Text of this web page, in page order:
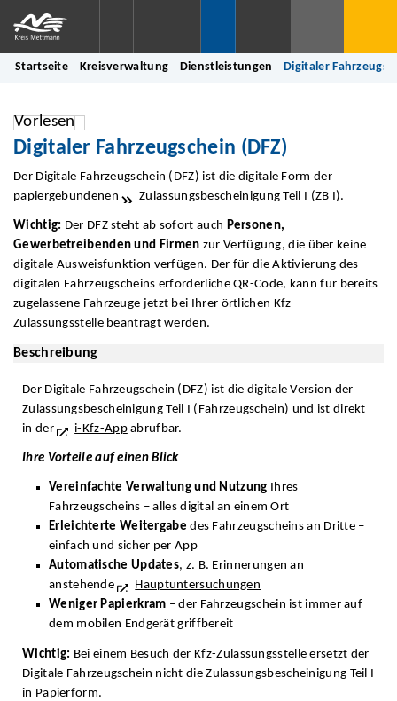
Startseite Kreisverwaltung Dienstleistungen Digitaler
Vorlesen
Digitaler Fahrzeugschein (DFZ)
Der Digitale Fahrzeugschein (DFZ) ist die digitale Form der
papiergebundenen
Zulassungsbescheinigung Teil I (ZB I).
Wichtig: Der DFZ steht ab sofort auch Personen,
Gewerbetreibenden und Firmen zur Verfügung, die über keine
digitale Ausweisfunktion verfügen. Der für die Aktivierung des
digitalen Fahrzeugscheins erforderliche QR-Code, kann für bereits
zugelassene Fahrzeuge jetzt bei Ihrer örtlichen Kfz-
Zulassungsstelle beantragt werden.
Beschreibung
Der Digitale Fahrzeugschein (DFZ) ist die digitale Version der
Zulassungsbescheinigung Teil I (Fahrzeugschein) und ist direkt
in der
i-Kfz-Appabrufbar.
Ihre Vorteile auf einen Blick
Vereinfachte Verwaltung und Nutzung Ihres
Fahrzeugscheins – alles digital an einem Ort
Erleichterte Weitergabe des Fahrzeugscheins an Dritte –
einfach und sicher per App
Automatische Updates, z. B. Erinnerungen an
anstehende
Hauptuntersuchungen
Weniger Papierkram – der Fahrzeugschein ist immer auf
dem mobilen Endgerät griffbereit
Wichtig: Bei einem Besuch der Kfz-Zulassungsstelle ersetzt der
Digitale Fahrzeugschein nicht die Zulassungsbescheinigung Teil I
in Papierform.